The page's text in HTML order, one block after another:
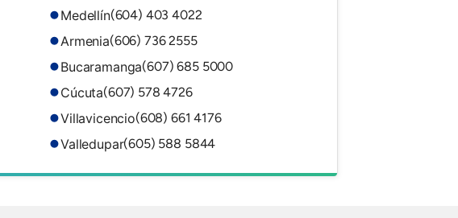
Medellín(604) 403 4022
Armenia(606) 736 2555
Bucaramanga(607) 685 5000
Cúcuta(607) 578 4726
Villavicencio(608) 661 4176
Valledupar(605) 588 5844